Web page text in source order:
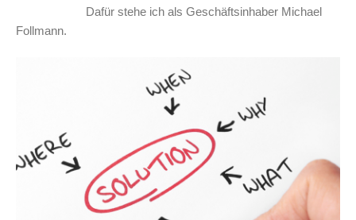
Dafür stehe ich als Geschäftsinhaber Michael
Follmann.